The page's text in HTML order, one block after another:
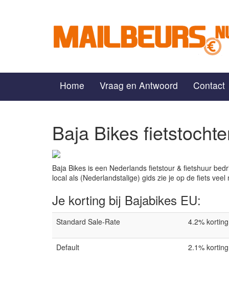
Home Vraag en Antwoord Contact
Baja Bikes
Baja Bikes is een Nederlands fietstour & fietshuur
local als (Nederlandstalige) gids zie je op de fiets
Je korting bij Bajabikes EU:
Standard Sale-Rate 4.2% korting
Default 2.1% korting